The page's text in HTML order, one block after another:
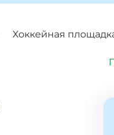
Хоккейная